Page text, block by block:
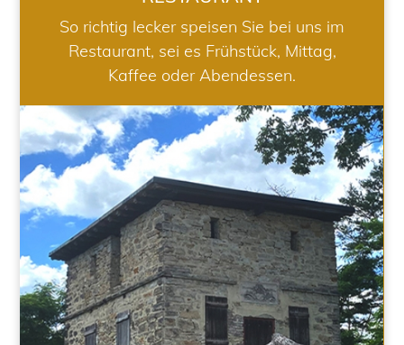
So richtig lecker speisen Sie bei uns im
Restaurant, sei es Frühstück, Mittag,
Kaffee oder Abendessen.
WELLNESS